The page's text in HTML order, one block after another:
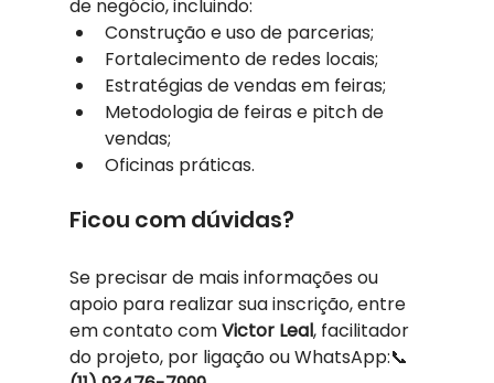
de negócio, incluindo:
Construção e uso de parcerias;
Fortalecimento de redes locais;
Estratégias de vendas em feiras;
Metodologia de feiras e pitch de
vendas;
Oficinas práticas.
Ficou com dúvidas?
Se precisar de mais informações ou
apoio para realizar sua inscrição, entre
em contato com Victor Leal, facilitador
do projeto, por ligação ou WhatsApp:📞